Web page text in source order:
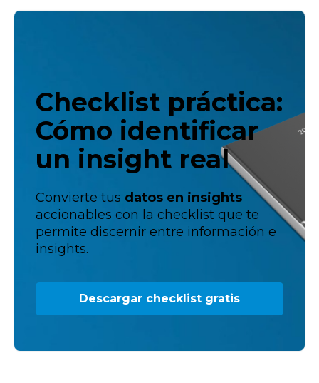
Checklist práctica:
Cómo identificar
un insight real
Convierte tus datos en insights
accionables con la checklist que te
permite discernir entre información e
insights.
Descargar checklist gratis